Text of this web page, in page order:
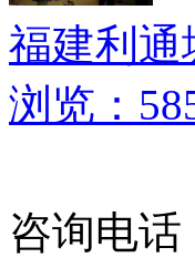
福建利通
浏览：
咨询电话